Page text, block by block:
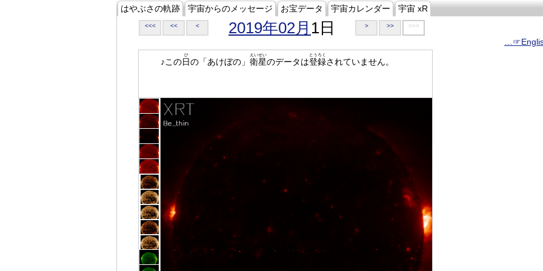
はやぶさの軌跡 宇宙からのメッセージ お宝データ 宇宙カレンダー 宇宙 xR
<<< << < 2019年02月 1日 > >> >>>
♪この日
ひ
の「あけぼの」 衛星
えいせい
のデータは登録
とうろく
されていません。